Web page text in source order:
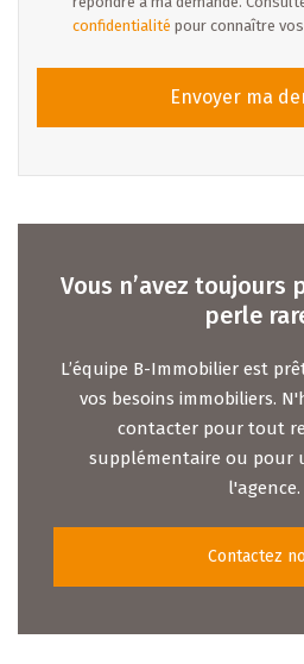
confidentialité pour connaître
Envoyer ma
Vous n’avez toujours
perle
L’équipe B-Immobilier est
vos besoins immobiliers.
contacter pour tout
supplémentaire ou pour
l'agence.
Contactez